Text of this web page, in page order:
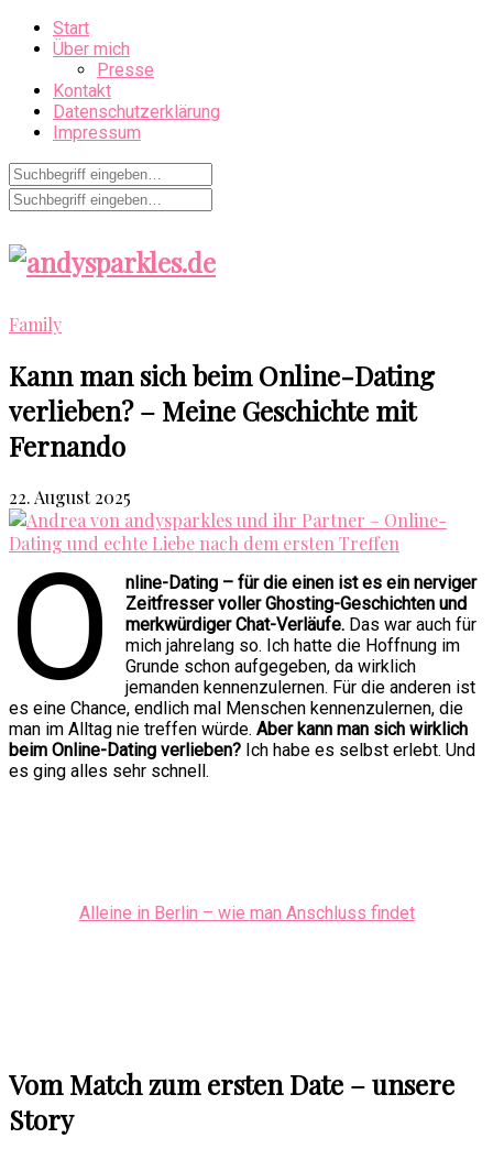
Start
Über mich
Presse
Kontakt
Datenschutzerklärung
Impressum
Family
Kann man sich beim Online-Dating
verlieben? – Meine Geschichte mit
Fernando
22. August 2025
O
nline-Dating – für die einen ist es ein nerviger
Zeitfresser voller Ghosting-Geschichten und
merkwürdiger Chat-Verläufe. Das war auch für
mich jahrelang so. Ich hatte die Hoffnung im
Grunde schon aufgegeben, da wirklich
jemanden kennenzulernen. Für die anderen ist
es eine Chance, endlich mal Menschen kennenzulernen, die
man im Alltag nie treffen würde. Aber kann man sich wirklich
beim Online-Dating verlieben? Ich habe es selbst erlebt. Und
es ging alles sehr schnell.
Alleine in Berlin – wie man Anschluss findet
Vom Match zum ersten Date – unsere
Story